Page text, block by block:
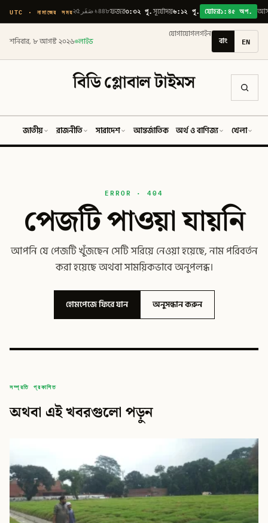
UTC · নামাজের সময় ২৫ صَفَر ১৪৪৮ফজর৩:৩২ পূ.সূর্যোদয়৬:১২ পূ. যোহর১:৪৫ অপ.
শনিবার, ৮ আগস্ট ২০২৬ লাইভ
যোগাযোগলগইন
বাং EN
বিডি গ্লোবাল টাইমস
জাতীয় রাজনীতি সারাদেশ আন্তর্জাতিক অর্থ ও বাণিজ্য খেলা
ERROR · 404
পেজটি পাওয়া যায়নি
আপনি যে পেজটি খুঁজছেন সেটি সরিয়ে নেওয়া হয়েছে, নাম পরিবর্তন
করা হয়েছে অথবা সাময়িকভাবে অনুপলব্ধ।
হোমপেজে ফিরে যান অনুসন্ধান করুন
সম্প্রতি প্রকাশিত
অথবা এই খবরগুলো পড়ুন